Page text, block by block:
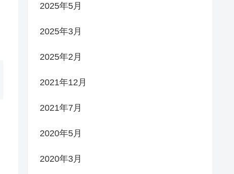
2025年5月
2025年3月
2025年2月
2021年12月
2021年7月
2020年5月
2020年3月